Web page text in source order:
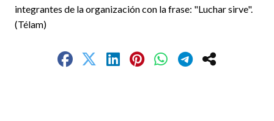
integrantes de la organización con la frase: "Luchar sirve".
(Télam)